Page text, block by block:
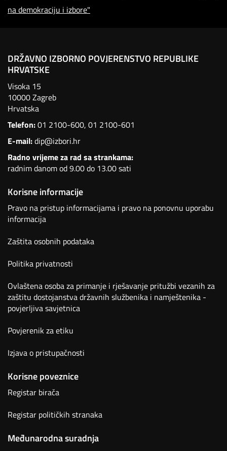
na demokraciju i izbore"
DRŽAVNO IZBORNO POVJERENSTVO REPUBLIKE
HRVATSKE
Visoka 15
10000 Zagreb
Hrvatska
Telefon:01 2100-600, 01 2100-601
E-mail:dip@izbori.hr
Radno vrijeme za rad sa strankama:
radnim danom od 9.00 do 13.00 sati
Korisne informacije
Pravo na pristup informacijama i pravo na ponovnu uporabu
informacija
Zaštita osobnih podataka
Politika privatnosti
Ovlaštena osoba za primanje i rješavanje pritužbi vezanih za
zaštitu dostojanstva državnih službenika i namještenika -
povjerljiva savjetnica
Povjerenik za etiku
Izjava o pristupačnosti
Korisne poveznice
Registar birača
Registar političkih stranaka
Međunarodna suradnja